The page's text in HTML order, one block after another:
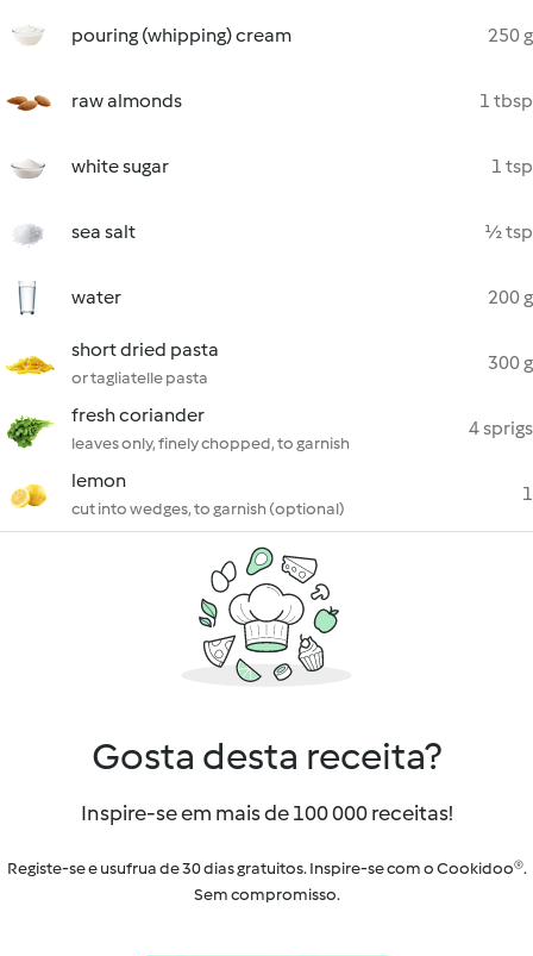
pouring (whipping) cream 250 g
raw almonds 1 tbsp
white sugar 1 tsp
sea salt ½ tsp
water 200 g
short dried pasta
or tagliatelle pasta
300 g
fresh coriander
leaves only, finely chopped, to garnish
4 sprigs
lemon
cut into wedges, to garnish (optional)
1
Gosta desta receita?
Inspire-se em mais de 100 000 receitas!
Registe-se e usufrua de 30 dias gratuitos. Inspire-se com o Cookidoo®.
Sem compromisso.